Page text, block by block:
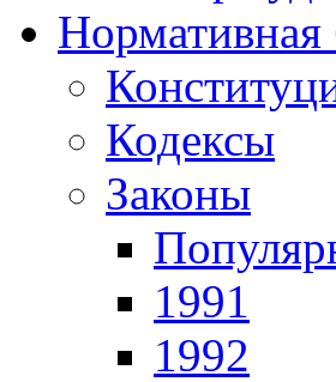
Нормативная
Кодексы
Законы
1991
1992